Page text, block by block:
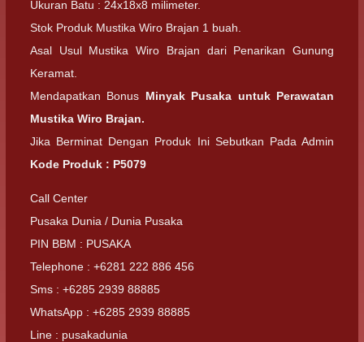
Ukuran Batu : 24x18x8 milimeter.
Stok Produk Mustika Wiro Brajan 1 buah.
Asal Usul Mustika Wiro Brajan dari Penarikan Gunung
Keramat.
Mendapatkan Bonus Minyak Pusaka untuk Perawatan
Mustika Wiro Brajan.
Jika Berminat Dengan Produk Ini Sebutkan Pada Admin
Kode Produk : P5079
Call Center
Pusaka Dunia / Dunia Pusaka
PIN BBM : PUSAKA
Telephone : +6281 222 886 456
Sms : +6285 2939 88885
WhatsApp : +6285 2939 88885
Line : pusakadunia